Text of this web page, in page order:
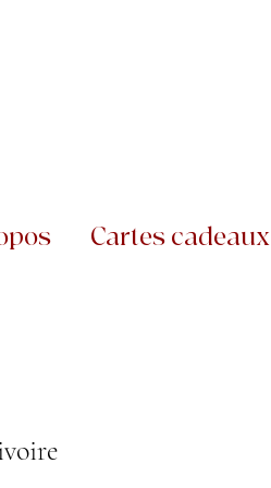
Cartes cadeaux